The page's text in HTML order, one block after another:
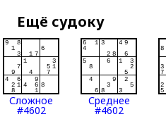
Ещё судоку
Сложное
#4602
Среднее
#4602